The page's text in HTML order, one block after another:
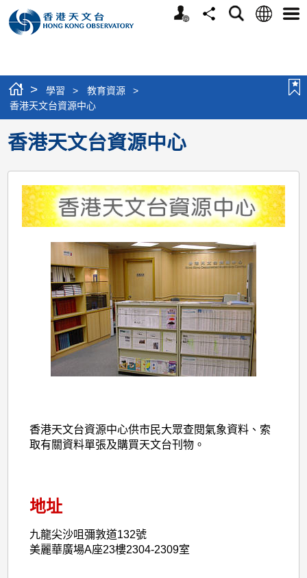
個
分
搜
語
選
> 學習 > 教育資源
>
香港天文台資源中心
香港天文台資源中心
香港天文台資源中心供市民大眾查閱氣象資料、索
取有關資料單張及購買天文台刊物。
地址
九龍尖沙咀彌敦道132號
美麗華廣場A座23樓2304-2309室